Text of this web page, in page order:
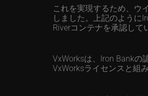
これを実現するため、ウ
しました。上記のように
Riverコンテナを承認して
VxWorksは、Iron Bankの
VxWorksライセンスと組